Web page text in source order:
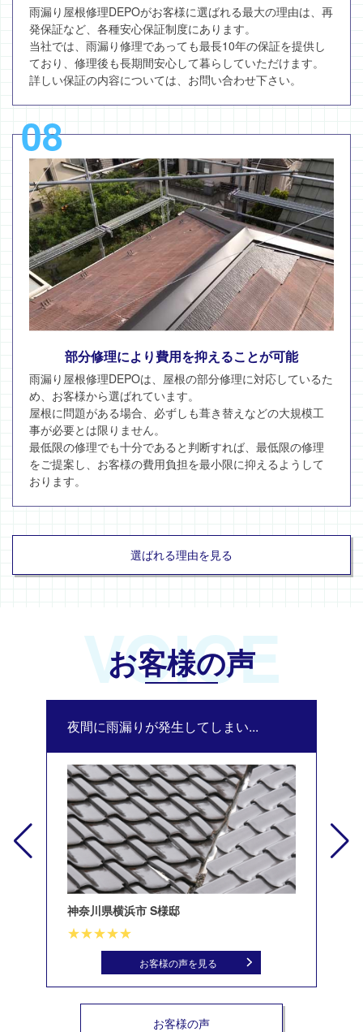
雨漏り屋根修理DEPOがお客様に選ばれる最大の理由は、再
発保証など、各種安心保証制度にあります。
当社では、雨漏り修理であっても最長10年の保証を提供し
ており、修理後も長期間安心して暮らしていただけます。
詳しい保証の内容については、お問い合わせ下さい。
08
部分修理により費用を抑えることが可能
雨漏り屋根修理DEPOは、屋根の部分修理に対応しているた
め、お客様から選ばれています。
屋根に問題がある場合、必ずしも葺き替えなどの大規模工
事が必要とは限りません。
最低限の修理でも十分であると判断すれば、最低限の修理
をご提案し、お客様の費用負担を最小限に抑えるようして
おります。
選ばれる理由を見る
VOICE
お客様の声
夜間に雨漏りが発生してしまい...
神奈川県横浜市 S様邸
お客様の声を見る
お客様の声